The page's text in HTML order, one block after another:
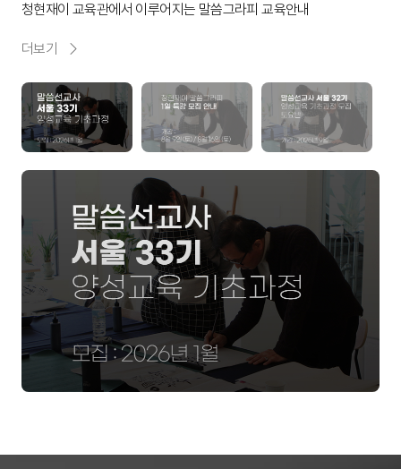
청현재이 교육관에서 이루어지는 말씀그라피 교육안내
더보기